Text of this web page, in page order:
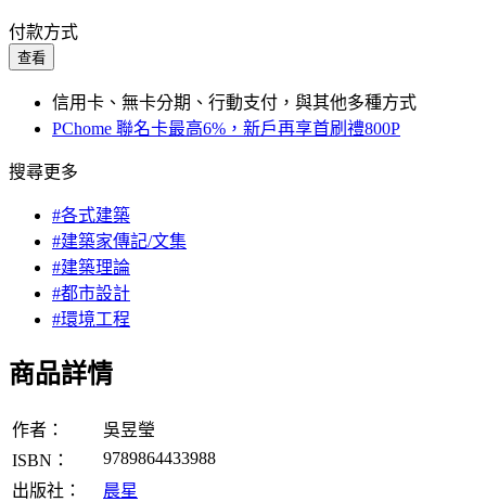
付款方式
查看
信用卡、無卡分期、行動支付，與其他多種方式
PChome 聯名卡最高6%，新戶再享首刷禮800P
搜尋更多
#各式建築
#建築家傳記/文集
#建築理論
#都市設計
#環境工程
商品詳情
作者：
吳昱瑩
ISBN：
9789864433988
出版社：
晨星